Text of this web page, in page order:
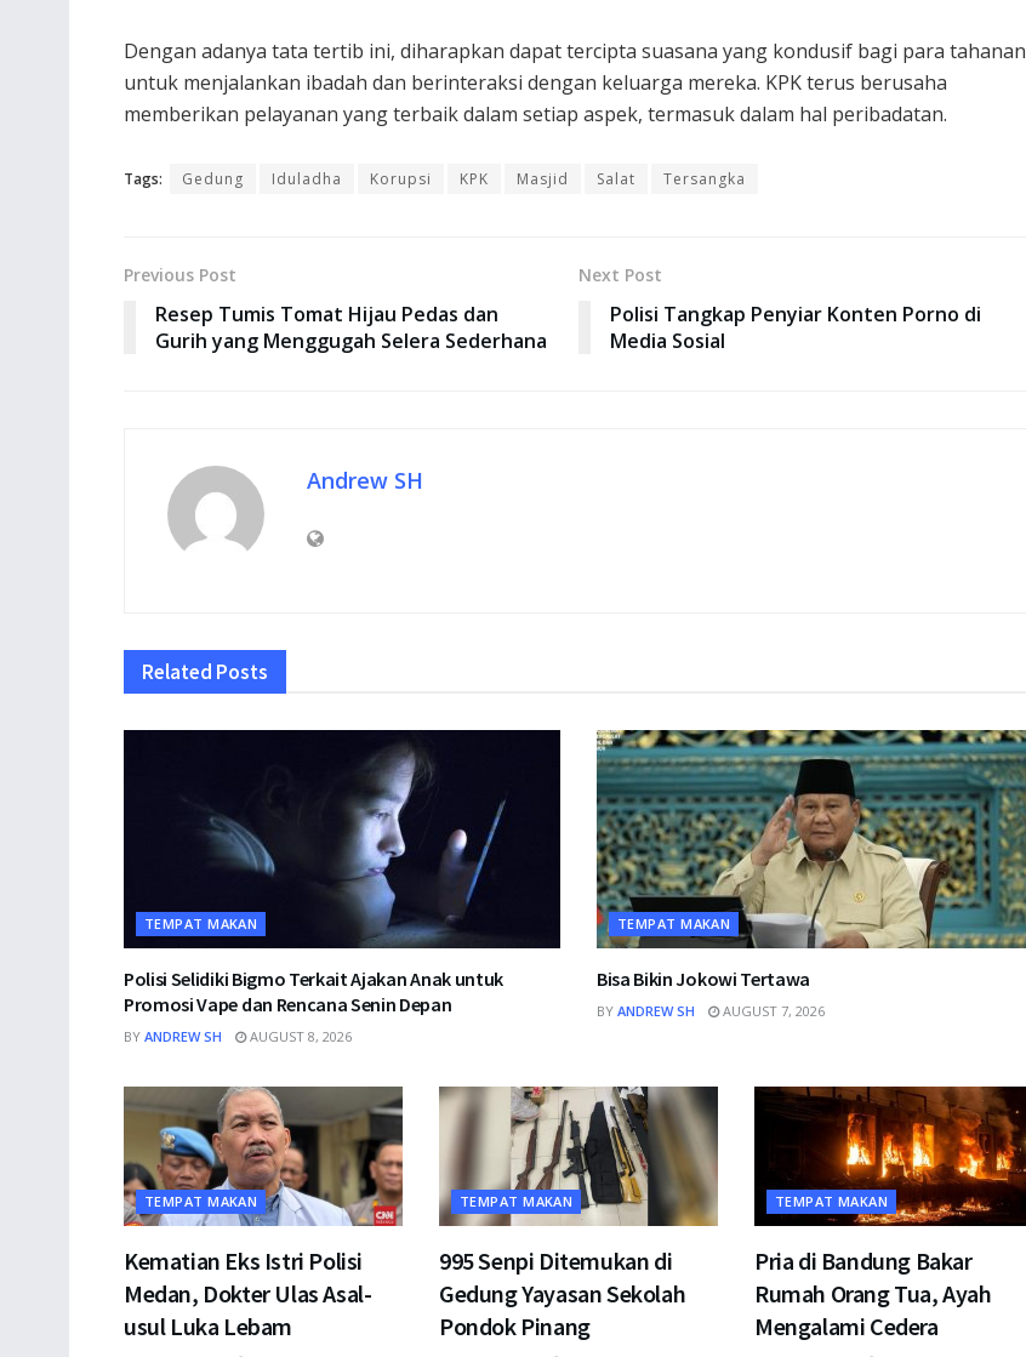
Dengan adanya tata tertib ini, diharapkan dapat tercipta suasana yang kondusif bagi para tahanan
untuk menjalankan ibadah dan berinteraksi dengan keluarga mereka. KPK terus berusaha
memberikan pelayanan yang terbaik dalam setiap aspek, termasuk dalam hal peribadatan.
Tags: Gedung Iduladha Korupsi KPK Masjid Salat Tersangka
Previous Post
Resep Tumis Tomat Hijau Pedas dan
Gurih yang Menggugah Selera Sederhana
Next Post
Polisi Tangkap Penyiar Konten Porno di
Media Sosial
Andrew SH
Related Posts
TEMPAT MAKAN
Polisi Selidiki Bigmo Terkait Ajakan Anak untuk
Promosi Vape dan Rencana Senin Depan
BY ANDREW SH AUGUST 8, 2026
TEMPAT MAKAN
Bisa Bikin Jokowi Tertawa
BY ANDREW SH AUGUST 7, 2026
TEMPAT MAKAN
Kematian Eks Istri Polisi
Medan, Dokter Ulas Asal-
usul Luka Lebam
TEMPAT MAKAN
995 Senpi Ditemukan di
Gedung Yayasan Sekolah
Pondok Pinang
TEMPAT MAKAN
Pria di Bandung Bakar
Rumah Orang Tua, Ayah
Mengalami Cedera